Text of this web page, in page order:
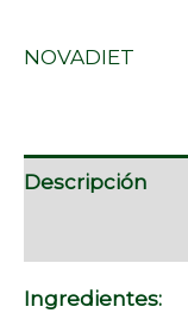
NOVADIET
Descripción
Ingredientes: